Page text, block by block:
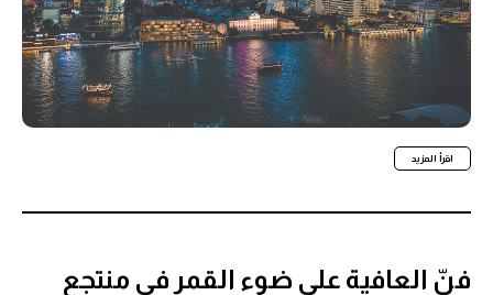
اقرأ المزيد
فنّ العافية على ضوء القمر في منتجع